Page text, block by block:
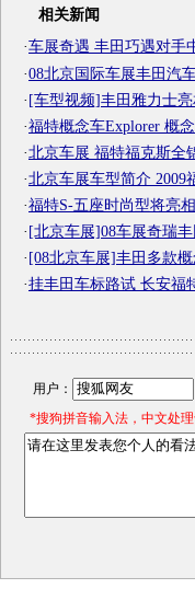
相关新闻
·车展奇遇 丰田巧遇对手
·08北京国际车展丰田汽
·[车型视频]丰田雅力士
·福特概念车Explorer 概
·北京车展 福特福克斯全
·北京车展车型简介 2009
·福特S-五座时尚型将亮
·[北京车展]08车展奇瑞
·[08北京车展]丰田多款
·挂丰田车标路试 长安福
用户：
*搜狗拼音输入法，中文处